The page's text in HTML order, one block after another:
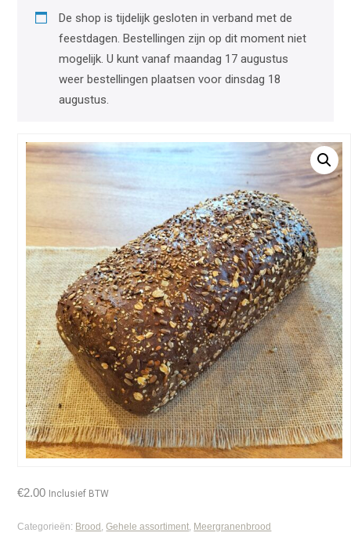
De shop is tijdelijk gesloten in verband met de
feestdagen. Bestellingen zijn op dit moment niet
mogelijk. U kunt vanaf maandag 17 augustus
weer bestellingen plaatsen voor dinsdag 18
augustus.
€2.00 Inclusief BTW
Categorieën: Brood ,Gehele assortiment, Meergranenbrood